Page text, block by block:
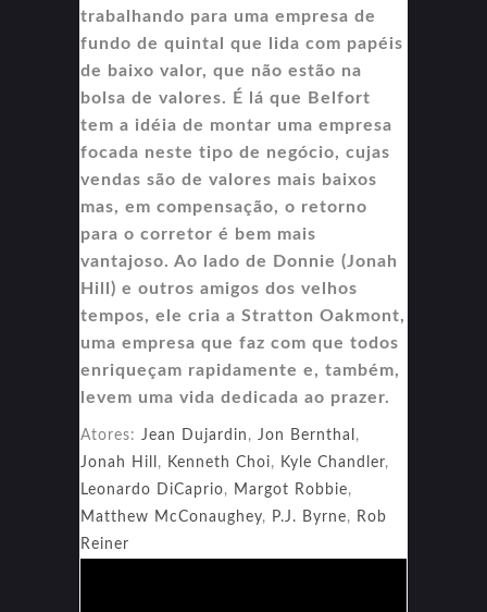
trabalhando para uma empresa de
fundo de quintal que lida com papéis
de baixo valor, que não estão na
bolsa de valores. É lá que Belfort
tem a idéia de montar uma empresa
focada neste tipo de negócio, cujas
vendas são de valores mais baixos
mas, em compensação, o retorno
para o corretor é bem mais
vantajoso. Ao lado de Donnie (Jonah
Hill) e outros amigos dos velhos
tempos, ele cria a Stratton Oakmont,
uma empresa que faz com que todos
enriqueçam rapidamente e, também,
levem uma vida dedicada ao prazer.
Atores: Jean Dujardin , Jon Bernthal ,
Jonah Hill , Kenneth Choi, Kyle Chandler,
Leonardo DiCaprio, Margot Robbie,
Matthew McConaughey, P.J. Byrne, Rob
Reiner